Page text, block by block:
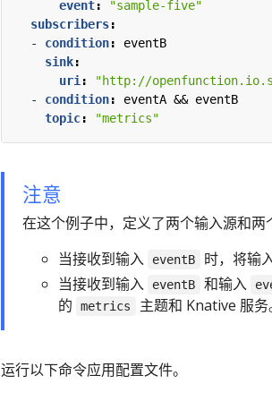
event:
"sample-five"
subscribers:
- condition:
eventB
sink:
uri :
"http://
- condition:
eventA && eventB
topic: "metrics"
注意
在这个例子中，定义了两个输入源和两
当接收到输入
eventB
时，将输
当接收到输入
eventB 和输入
的
metrics 主题和 Knative 服务
运行以下命令应用配置文件。